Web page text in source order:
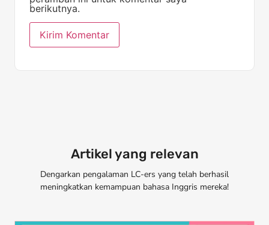
berikutnya.
Artikel yang relevan
Dengarkan pengalaman LC-ers yang telah berhasil
meningkatkan kemampuan bahasa Inggris mereka!